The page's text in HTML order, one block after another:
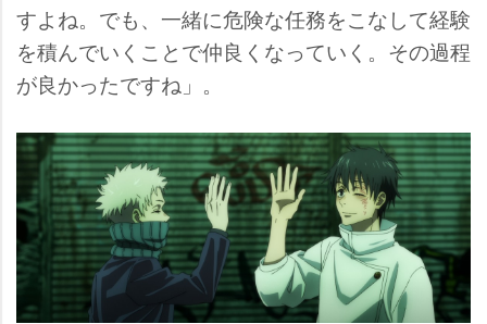
すよね。でも、一緒に危険な任務をこなして経験
を積んでいくことで仲良くなっていく。その過程
が良かったですね」。